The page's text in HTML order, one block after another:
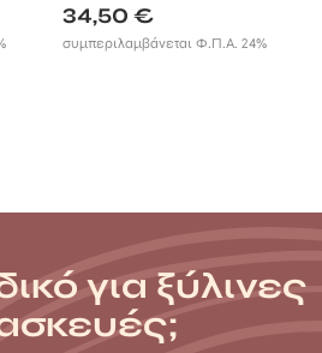
34,50€
συμπεριλαμβάνεται Φ.Π.Α. 24%
για ξύλινες